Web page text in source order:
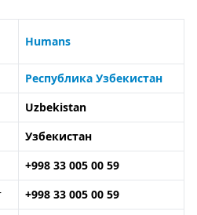
Humans
Республика Узбекистан
Uzbekistan
Узбекистан
+998 33 005 00 59
+998 33 005 00 59